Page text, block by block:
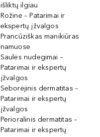
išliktų ilgiau
Rožinė – Patarimai ir
ekspertų įžvalgos
Prancūziškas manikiūras
namuose
Saulės nudegimai –
Patarimai ir ekspertų
įžvalgos
Seborėjinis dermatitas –
Patarimai ir ekspertų
įžvalgos
Perioralinis dermatitas –
Patarimai ir ekspertų